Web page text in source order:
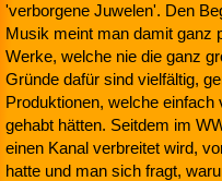
'verborgene Juwelen'. Den
Musik meint man damit ganz
Werke, welche nie die ganz
Gründe dafür sind vielfältig,
Produktionen, welche
gehabt hätten. Seitdem im
einen Kanal verbreitet wird,
hatte und man sich fragt,